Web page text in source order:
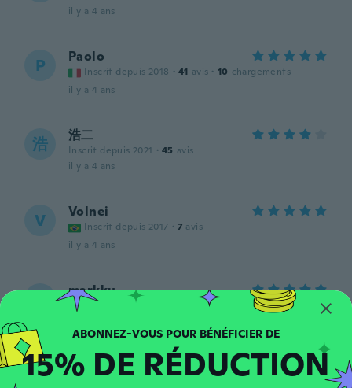
il y a 4 ans
P Paolo
Inscrit depuis 2018 · 41 avis · 10 chargements
il y a 4 ans
浩 浩二
Inscrit depuis 2021 · 45 avis
il y a 4 ans
V Volnei
Inscrit depuis 2017 · 7 avis
il y a 4 ans
markku
Inscrit depuis 2021 avis chargements
il y a 4 ans
15% DE RÉDUCTION